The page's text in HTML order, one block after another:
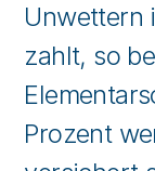
Unwettern
zahlt, so
Prozent